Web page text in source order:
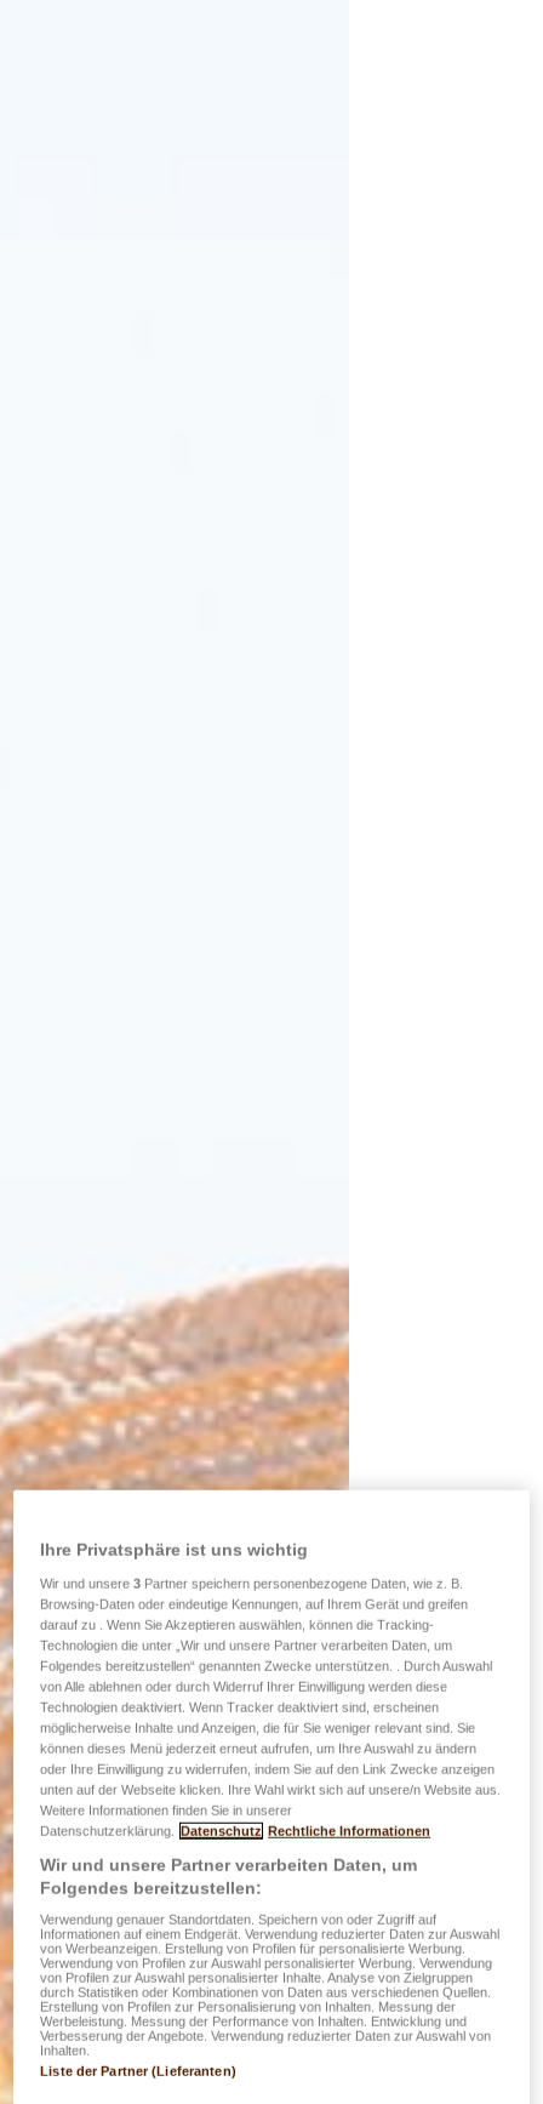
Ihre Privatsphäre ist uns wichtig
Wir und unsere3 Partner speichern personenbezogene Daten, wie z. B.
Browsing-Daten oder eindeutige Kennungen, auf Ihrem Gerät und greifen
darauf zu . Wenn Sie Akzeptieren auswählen, können die Tracking-
Technologien die unter „Wir und unsere Partner verarbeiten Daten, um
Folgendes bereitzustellen“ genannten Zwecke unterstützen. . Durch Auswahl
von Alle ablehnen oder durch Widerruf Ihrer Einwilligung werden diese
Technologien deaktiviert. Wenn Tracker deaktiviert sind, erscheinen
möglicherweise Inhalte und Anzeigen, die für Sie weniger relevant sind. Sie
können dieses Menü jederzeit erneut aufrufen, um Ihre Auswahl zu ändern
oder Ihre Einwilligung zu widerrufen, indem Sie auf den Link Zwecke anzeigen
unten auf der Webseite klicken. Ihre Wahl wirkt sich auf unsere/n Website aus.
Weitere Informationen finden Sie in unserer
Datenschutzerklärung. Datenschutz Rechtliche Informationen
Wir und unsere Partner verarbeiten Daten, um
Folgendes bereitzustellen:
Verwendung genauer Standortdaten. Speichern von oder Zugriff auf
Informationen auf einem Endgerät. Verwendung reduzierter Daten zur Auswahl
von Werbeanzeigen. Erstellung von Profilen für personalisierte Werbung.
Verwendung von Profilen zur Auswahl personalisierter Werbung. Verwendung
von Profilen zur Auswahl personalisierter Inhalte. Analyse von Zielgruppen
durch Statistiken oder Kombinationen von Daten aus verschiedenen Quellen.
Erstellung von Profilen zur Personalisierung von Inhalten. Messung der
Werbeleistung. Messung der Performance von Inhalten. Entwicklung und
Verbesserung der Angebote. Verwendung reduzierter Daten zur Auswahl von
Inhalten.
Liste der Partner (Lieferanten)